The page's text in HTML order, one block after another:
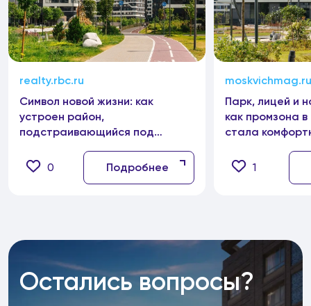
realty.rbc.ru
Символ новой жизни: как
устроен район,
подстраивающийся под
0
Подробнее
moskvichmag.ru
Парк, лицей и
как промзона
стала
1
Остались вопросы?